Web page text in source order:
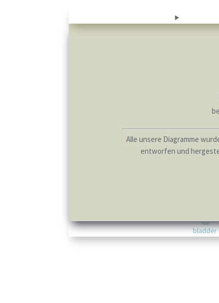
Alle unsere Diagramme
entworfen und
bladder
ˈbladər